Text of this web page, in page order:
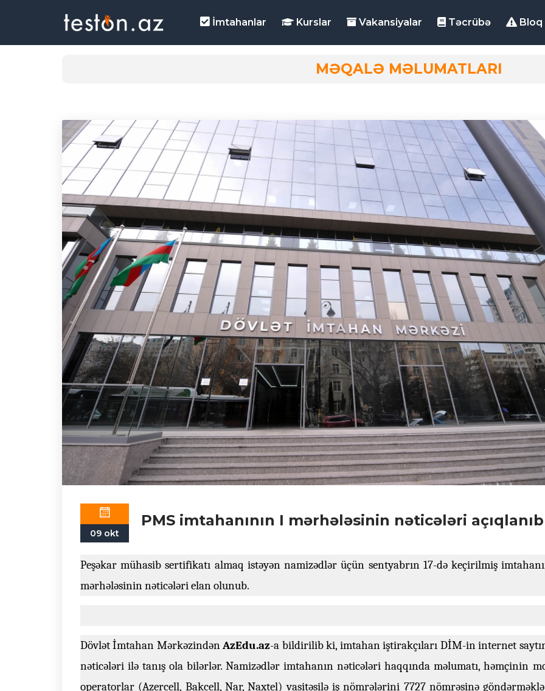
İmtahanlar Kurslar Vakansiyalar Təcrübə Bloq
MƏQALƏ MƏLUMATLARI
09 okt
PMS imtahanının I mərhələsinin nəticələri açıqlanıb
Peşəkar mühasib sertifikatı almaq istəyən namizədlər üçün sentyabrın 17-də keçirilmiş
mərhələsinin nəticələri elan olunub.
Dövlət İmtahan MərkəzindənAzEdu.az-a bildirilib ki, imtahan iştirakçıları DİM-in internet
nəticələri ilə tanış ola bilərlər. Namizədlər imtahanın nəticələri haqqında məlumatı, həmçinin
operatorlar (Azercell, Bakcell, Nar, Naxtel) vasitəsilə iş nömrələrini 7727 nömrəsinə